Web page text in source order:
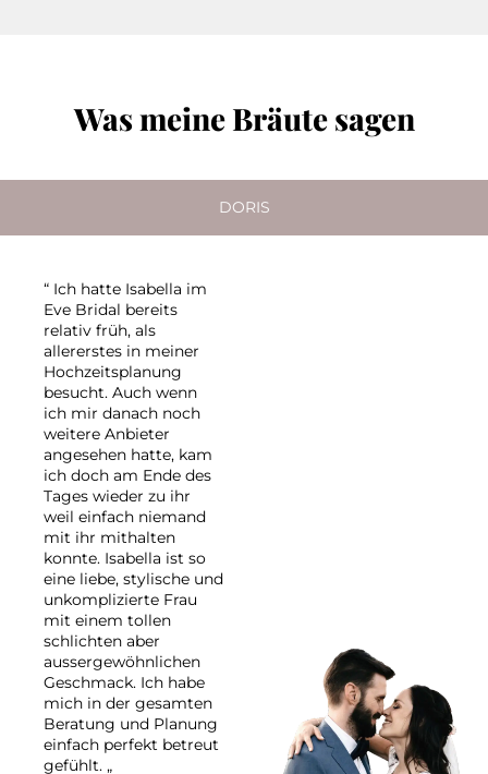
Was meine Bräute sagen
DORIS
“ Ich hatte Isabella im
Eve Bridal bereits
relativ früh, als
allererstes in meiner
Hochzeitsplanung
besucht. Auch wenn
ich mir danach noch
weitere Anbieter
angesehen hatte, kam
ich doch am Ende des
Tages wieder zu ihr
weil einfach niemand
mit ihr mithalten
konnte. Isabella ist so
eine liebe, stylische und
unkomplizierte Frau
mit einem tollen
schlichten aber
aussergewöhnlichen
Geschmack. Ich habe
mich in der gesamten
Beratung und Planung
einfach perfekt betreut
gefühlt. „